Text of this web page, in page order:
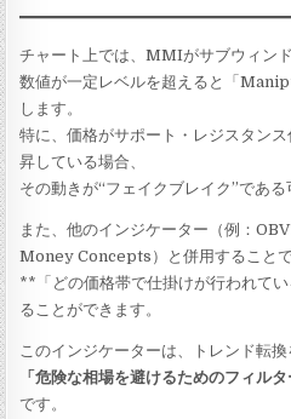
チャート上では、MMIがサブウィン
数値が一定レベルを超えると「
します。
特に、価格がサポート・レジスタン
昇している場合、
その動きが“フェイクブレイク”である
また、他のインジケーター（例：
Money Concepts）と併用することで
**「どの価格帯で仕掛けが行われて
ることができます。
このインジケーターは、トレンド転換
「危険な相場を避けるためのフィル
です。